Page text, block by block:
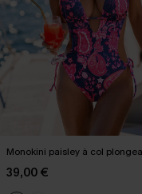
Monokini paisley à col
39,00 €